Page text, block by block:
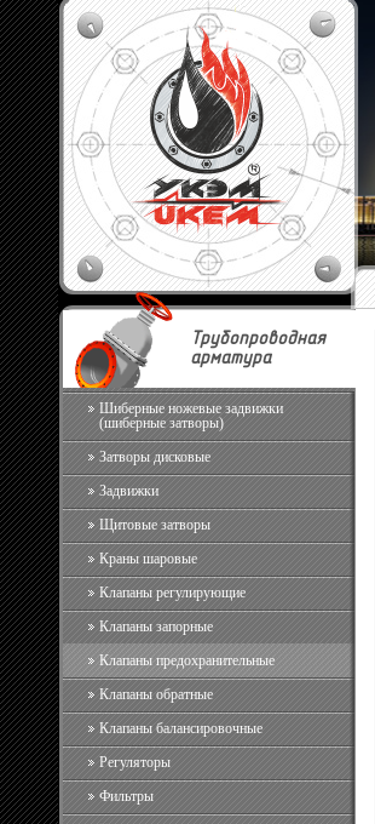
Трубопроводная
арматура
Шиберные ножевые задвижки
(шиберные затворы)
Затворы дисковые
Задвижки
Щитовые затворы
Краны шаровые
Клапаны регулирующие
Клапаны запорные
Клапаны предохранительные
Клапаны обратные
Клапаны балансировочные
Регуляторы
Фильтры